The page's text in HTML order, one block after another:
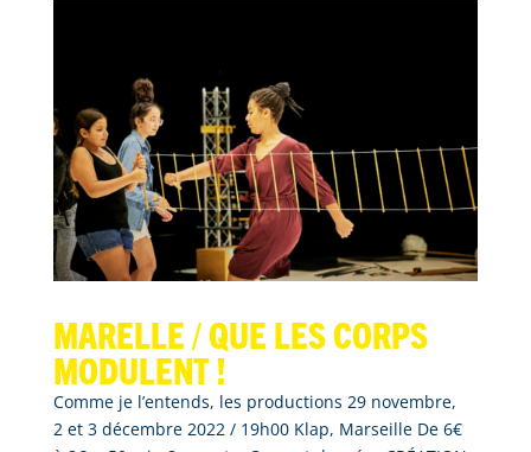
Marelle / que les corps
modulent !
Comme je l’entends, les productions 29 novembre,
2 et 3 décembre 2022 / 19h00 Klap, Marseille De 6€